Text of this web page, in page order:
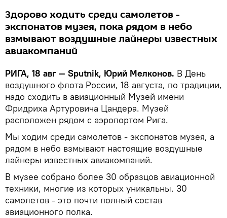
Здорово ходить среди самолетов -
экспонатов музея, пока рядом в небо
взмывают воздушные лайнеры известных
авиакомпаний
РИГА, 18 авг — Sputnik, Юрий Мелконов. В День
воздушного флота России, 18 августа, по традиции,
надо сходить в авиационный Музей имени
Фридриха Артуровича Цандера. Музей
расположен рядом с аэропортом Рига.
Мы ходим среди самолетов - экспонатов музея, а
рядом в небо взмывают настоящие воздушные
лайнеры известных авиакомпаний.
В музее собрано более 30 образцов авиационной
техники, многие из которых уникальны. 30
самолетов - это почти полный состав
авиационного полка.